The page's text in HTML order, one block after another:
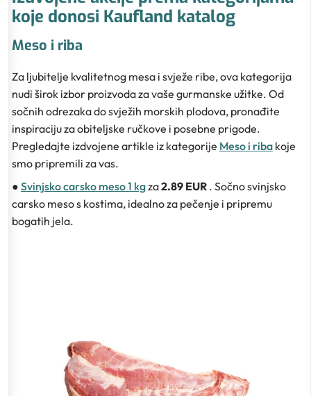
koje donosi Kaufland katalog
Meso i riba
Za ljubitelje kvalitetnog mesa i svježe ribe, ova kategorija
nudi širok izbor proizvoda za vaše gurmanske užitke. Od
sočnih odrezaka do svježih morskih plodova, pronađite
inspiraciju za obiteljske ručkove i posebne prigode.
Pregledajte izdvojene artikle iz kategorije Meso i riba koje
smo pripremili za vas.
● Svinjsko carsko meso 1 kgza2.89 EUR . Sočno svinjsko
carsko meso s kostima, idealno za pečenje i pripremu
bogatih jela.